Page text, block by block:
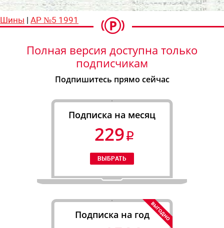
Шины | АР №5 1991
Полная версия доступна только
подписчикам
Подпишитесь прямо сейчас
Подписка на месяц
229
Подписка на год